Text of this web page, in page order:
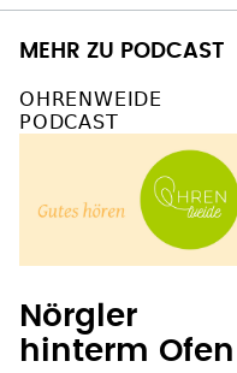
MEHR ZU PODCAST
OHRENWEIDE
PODCAST
Nörgler
hinterm Ofen